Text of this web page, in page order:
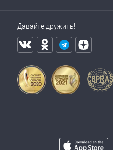
Давайте дружить!